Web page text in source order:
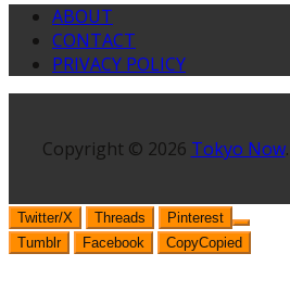
ABOUT
CONTACT
PRIVACY POLICY
Copyright © 2026 Tokyo Now
Twitter/X Threads
Pinterest
Tumblr
Facebook CopyCopied